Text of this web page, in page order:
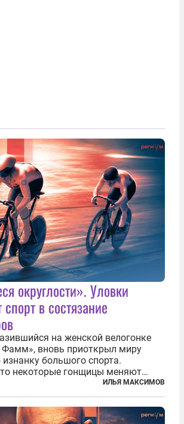
округлости». Уловки
в состязание
на женской велогонке
Фамм», вновь приоткрыл миру
большого спорта.
некоторые гонщицы меняют
улучшения аэродинамики. За
мастерства, упорства и
которые мы привыкли
с...
ИЛЬЯ МАКСИМОВ